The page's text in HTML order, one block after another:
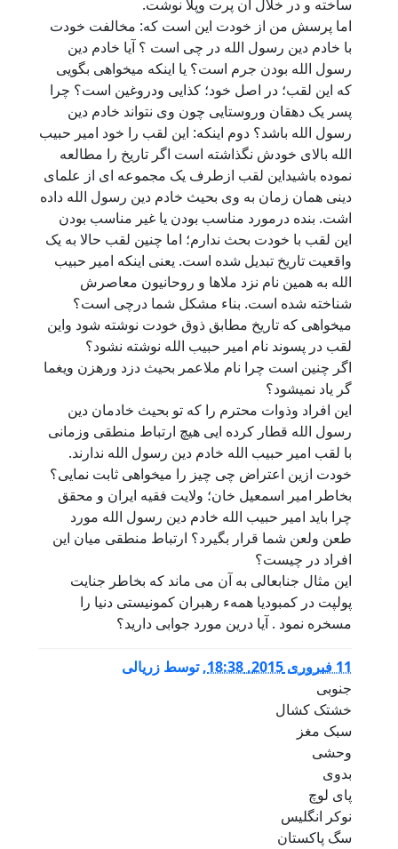
ساخته و در خلال آن پرت وپلا نوشت.
اما پرسش من از خودت این است که: مخالفت خودت
با خادم دین رسول الله در چی است ؟ آیا خادم دین
رسول الله بودن جرم است؟ یا اینکه میخواهی بگویی
که این لقب؛ در اصل خود؛ کذایی ودروغین است؟ چرا
پسر یک دهقان وروستایی چون وی نتواند خادم دین
رسول الله باشد؟ دوم اینکه: این لقب را خود امیر حبیب
الله بالای خودش نگذاشته است‌ اگر تاریخ را مطالعه
نموده باشید‌این لقب ازطرف یک مجموعه ای از علمای
دینی همان زمان به وی بحیث خادم دین رسول الله داده
اشت. بنده درمورد مناسب بودن یا غیر مناسب بودن
این لقب با خودت بحث ندارم؛ اما چنین لقب حالا به یک
واقعیت تاریخ تبدیل شده است. یعنی اینکه امیر حبیب
الله به همین نام نزد ملاها و روحانیون معاصرش
شناخته شده است. بناء مشکل شما درچی است؟
میخواهی که تاریخ مطابق ذوق خودت نوشته شود واین
لقب در پسوند نام امیر حبیب الله نوشته نشود؟
اگر چنین است چرا نام ملاعمر بحیث دزد ورهزن ویغما
گر یاد نمیشود؟
این افراد وذوات محترم را که تو بحیث خادمان دین
رسول الله قطار کرده ایی هیچ ارتباط منطقی وزمانی
با لقب امیر حبیب الله خادم دین رسول الله ندارند.
خودت ازین اعتراض چی چیز را میخواهی ثابت نمایی؟
بخاطر امیر اسمعیل خان؛ ولایت فقیه ایران و محقق
چرا باید امیر حبیب الله خادم دین رسول الله مورد
طعن ولعن شما قرار بگیرد؟ ارتباط منطقی میان این
افراد در چیست؟
این مثال جنابعالی به آن می ماند که بخاطر جنایت
پولپت در کمبودیا همهء رهبران کمونیستی دنیا را
مسخره نمود . آیا درین مورد جوابی دارید؟
11 فبروری 2015, 18:38 ,توسط زریالی
جنوبی
خشتک کشال
سبک مغز
وحشی
بدوی
پای لوچ
نوکر انگلیس
سگ پاکستان